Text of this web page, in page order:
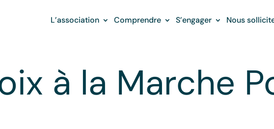
L’association Comprendre S’engager Nous
à la Marche